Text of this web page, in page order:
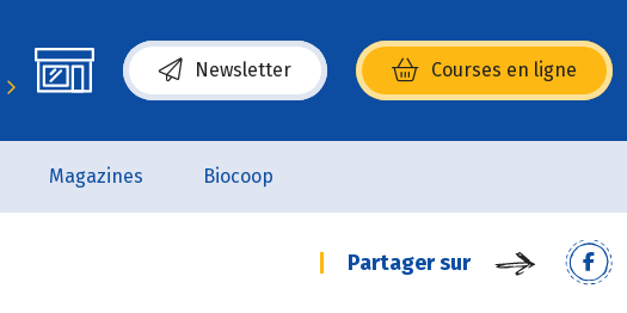
Newsletter Courses en ligne
(s’ouvre dans une nouvelle fenêtre)
Magazines Biocoop
Partager sur